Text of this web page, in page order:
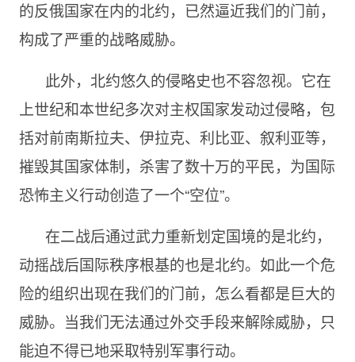
的反俄国家在内的北约，已然逼近我们的门前，
构成了严重的战略威胁。
此外，北约悠久的侵略史也不容忽视。它在
上世纪和本世纪多次对主权国家发动过侵略，包
括对前南斯拉夫、伊拉克、利比亚、叙利亚等，
摧毁其国家体制，杀害了数十万的平民，为国际
恐怖主义行动创造了一个“空位”。
在二战后通过武力重新划定国境的是北约，
动摇战后国际秩序根基的也是北约。如此一个危
险的组织出现在我们的门前，怎么看都是巨大的
威胁。当我们无法通过外交手段来解除威胁，只
能迫不得已地采取特别军事行动。